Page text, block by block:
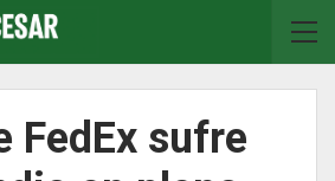
FedEx sufre